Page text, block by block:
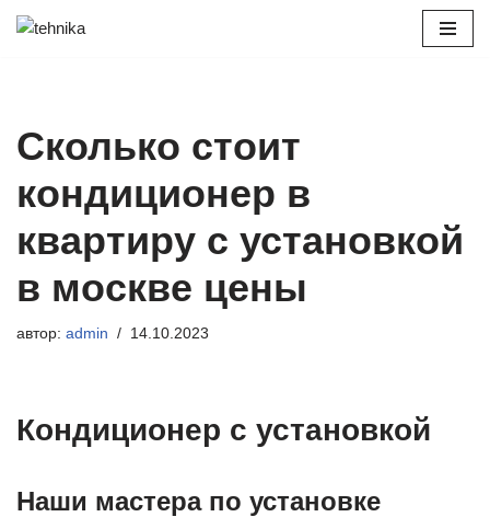
Сколько стоит
кондиционер в
квартиру с установкой
в москве цены
автор: admin 14.10.2023
Кондиционер с установкой
Наши мастера по установке